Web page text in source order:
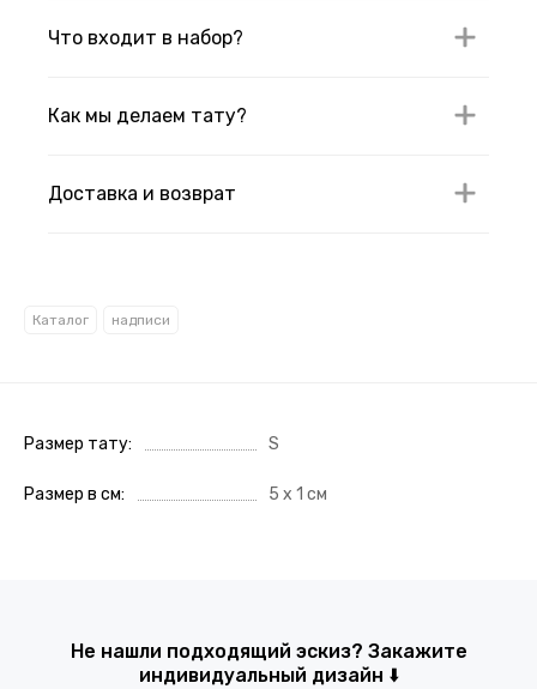
Что входит в набор?
Как мы делаем тату?
Доставка и возврат
Каталог надписи
Размер тату S
Размер в см 5 x 1 см
Не нашли подходящий эскиз? Закажите
индивидуальный дизайн ⬇️